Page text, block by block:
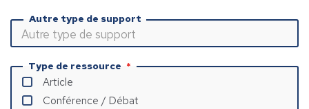
Autre type de support
Type de ressource
Article
Conférence / Débat